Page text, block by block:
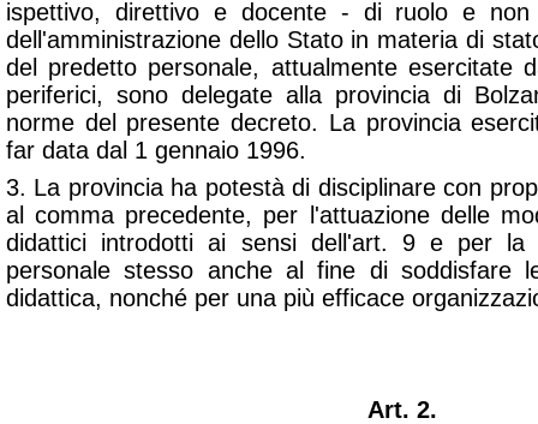
ispettivo, direttivo e docente - di ruolo e
dell'amministrazione dello Stato in materia di
del predetto personale, attualmente esercitate
periferici, sono delegate alla provincia di
norme del presente decreto. La provincia
far data dal 1 gennaio 1996.
3. La provincia ha potestà di disciplinare con
al comma precedente, per l'attuazione delle
didattici introdotti ai sensi dell'art. 9 e per la
personale stesso anche al fine di soddisfare
didattica, nonché per una più efficace
Art. 2.